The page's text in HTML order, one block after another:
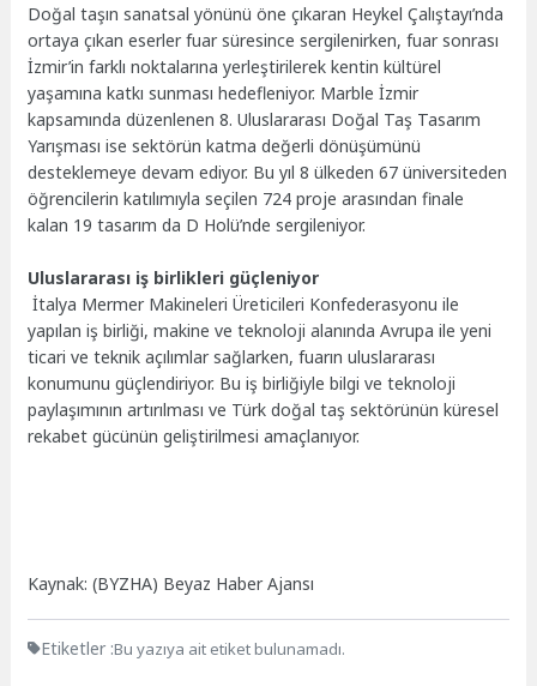
Doğal taşın sanatsal yönünü öne çıkaran Heykel Çalıştayı’nda
ortaya çıkan eserler fuar süresince sergilenirken, fuar sonrası
İzmir’in farklı noktalarına yerleştirilerek kentin kültürel
yaşamına katkı sunması hedefleniyor. Marble İzmir
kapsamında düzenlenen 8. Uluslararası Doğal Taş Tasarım
Yarışması ise sektörün katma değerli dönüşümünü
desteklemeye devam ediyor. Bu yıl 8 ülkeden 67 üniversiteden
öğrencilerin katılımıyla seçilen 724 proje arasından finale
kalan 19 tasarım da D Holü’nde sergileniyor.
Uluslararası iş birlikleri güçleniyor
İtalya Mermer Makineleri Üreticileri Konfederasyonu ile
yapılan iş birliği, makine ve teknoloji alanında Avrupa ile yeni
ticari ve teknik açılımlar sağlarken, fuarın uluslararası
konumunu güçlendiriyor. Bu iş birliğiyle bilgi ve teknoloji
paylaşımının artırılması ve Türk doğal taş sektörünün küresel
rekabet gücünün geliştirilmesi amaçlanıyor.
Kaynak: (BYZHA) Beyaz Haber Ajansı
Etiketler :Bu yazıya ait etiket bulunamadı.